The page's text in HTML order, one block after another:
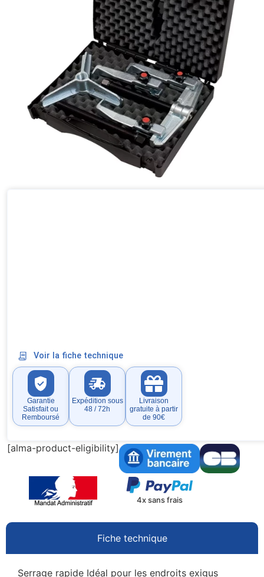
Voir la fiche technique
Garantie
Satisfait ou
Remboursé
Expédition sous
48 / 72h
Livraison
gratuite à partir
de 90€
[alma-product-eligibility]
4x sans frais
Fiche technique
Serrage rapide Idéal pour les endroits exigus